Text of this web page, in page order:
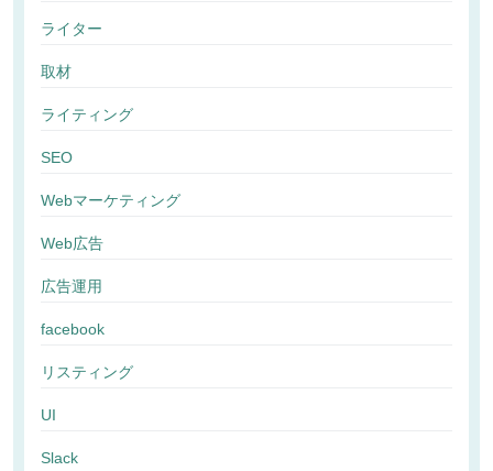
ライター
取材
ライティング
SEO
Webマーケティング
Web広告
広告運用
facebook
リスティング
UI
Slack